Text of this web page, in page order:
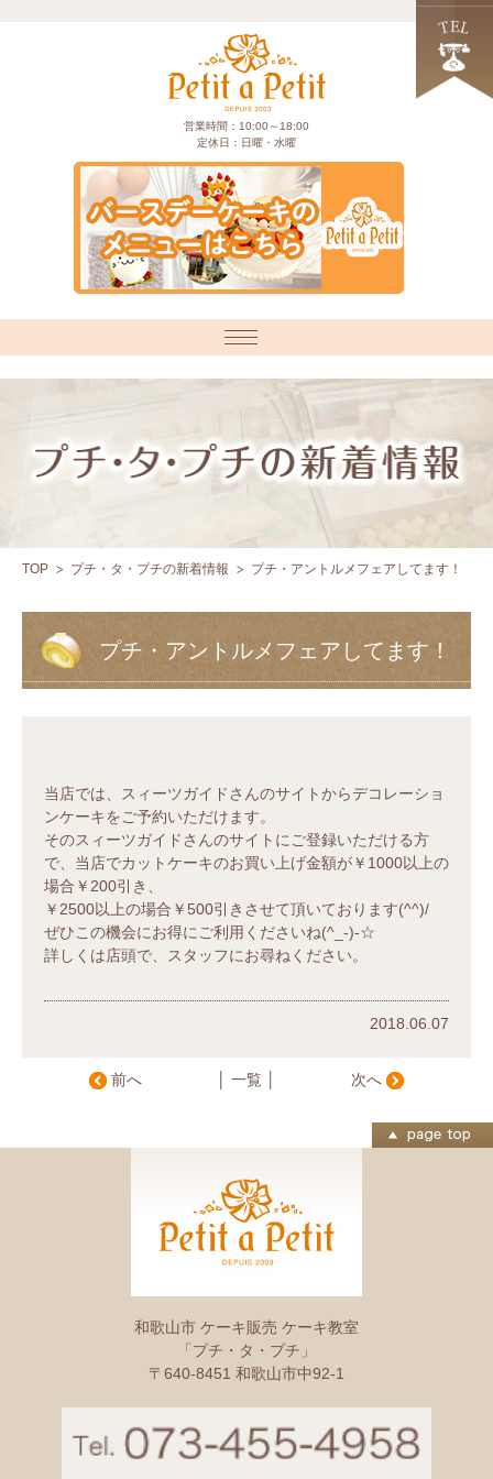
営業時間：10:00～18:00
定休日：日曜・水曜
TOP プチ・タ・プチの新着情報 プチ・アントルメフェアしてます！
プチ・アントルメフェアしてます！
当店では、スィーツガイドさんのサイトからデコレーショ
ンケーキをご予約いただけます。
そのスィーツガイドさんのサイトにご登録いただける方
で、当店でカットケーキのお買い上げ金額が￥1000以上の
場合￥200引き、
￥2500以上の場合￥500引きさせて頂いております(^^)/
ぜひこの機会にお得にご利用くださいね(^_-)-☆
詳しくは店頭で、スタッフにお尋ねください。
2018.06.07
前へ 次へ
│ 一覧 │
和歌山市 ケーキ販売 ケーキ教室
「プチ・タ・プチ」
〒640-8451 和歌山市中92-1